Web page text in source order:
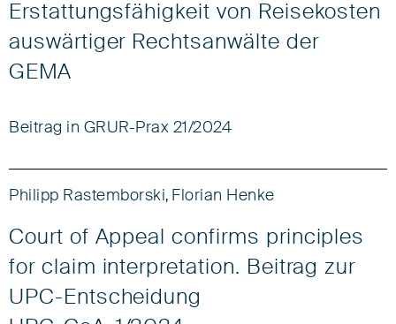
Erstattungsfähigkeit von Reisekosten
auswärtiger Rechtsanwälte der
GEMA
Beitrag in GRUR-Prax 21/2024
Philipp Rastemborski, Florian Henke
Court of Appeal confirms principles
for claim interpretation. Beitrag zur
UPC-Entscheidung